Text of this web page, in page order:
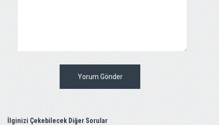
Yorum Gönder
İlginizi Çekebilecek Diğer Sorular